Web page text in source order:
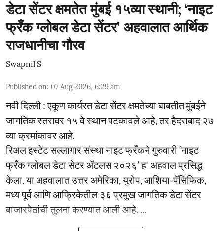
डेटा सेंटर क्षमतेत मुंबई १५व्या स्थानी; ‘नाइट
फ्रँक ग्लोबल डेटा सेंटर’ अहवालात आर्थिक
राजधानीचा गौरव
Swapnil S
Published on: 07 Aug 2026, 6:29 am
नवी दिल्ली : एकूण कार्यरत डेटा सेंटर क्षमतेच्या बाबतीत मुंबईने
जागतिक स्तरावर १५ वे स्थान पटकावले आहे, तर हैदराबाद २७
व्या क्रमांकावर आहे.
रिअल इस्टेट सल्लागार संस्था नाइट फ्रँकने गुरुवारी ‘नाइट
फ्रँक ग्लोबल डेटा सेंटर ॲटलस २०२६’ हा अहवाल प्रसिद्ध
केला. या अहवालात उत्तर अमेरिका, युरोप, आशिया-पॅसिफिक,
मध्य पूर्व आणि आफ्रिकेतील ३६ प्रमुख जागतिक डेटा सेंटर
बाजारपेठांची तुलना करण्यात आली आहे. ...